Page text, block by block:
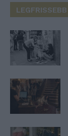
LEGFRISSEBB